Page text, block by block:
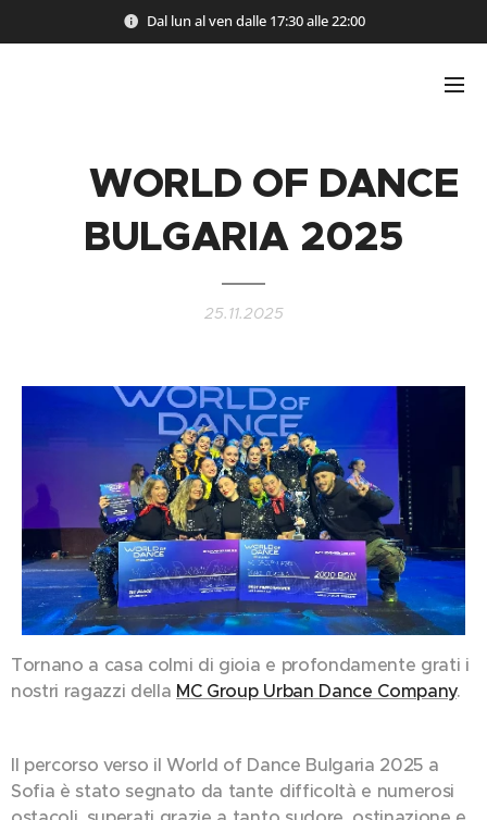
Dal lun al ven dalle 17:30 alle 22:00
WORLD OF DANCE
BULGARIA 2025
25.11.2025
Tornano a casa colmi di gioia e profondamente grati i
nostri ragazzi della MC Group Urban Dance Company.
Il percorso verso il World of Dance Bulgaria 2025 a
Sofia è stato segnato da tante difficoltà e numerosi